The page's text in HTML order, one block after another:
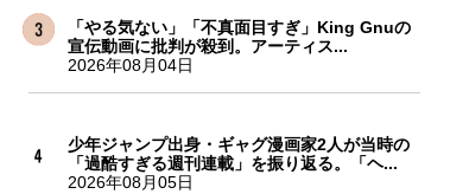
「やる気ない」「不真面目すぎ」King Gnuの
宣伝動画に批判が殺到。アーティス...
2026年08月04日
少年ジャンプ出身・ギャグ漫画家2人が当時の
「過酷すぎる週刊連載」を振り返る。「ヘ...
2026年08月05日